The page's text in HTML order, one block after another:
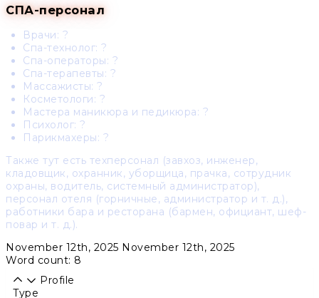
СПА-персонал
Врачи: ?
Спа-технолог: ?
Спа-операторы: ?
Спа-терапевты: ?
Массажисты: ?
Косметологи: ?
Мастера маникюра и педикюра: ?
Психолог: ?
Парикмахеры: ?
Также тут есть техперсонал (завхоз, инженер,
кладовщик, охранник, уборщица, прачка, сотрудник
охраны, водитель, системный администратор),
персонал отеля (горничные, администратор и т. д.),
работники бара и ресторана (бармен, официант, шеф-
повар и т. д.).
November 12th, 2025 November 12th, 2025
Word count: 8
Profile
Type